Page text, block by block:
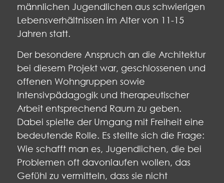
männlichen Jugendlichen aus schwierigen
Lebensverhältnissen im Alter von 11-15
Jahren statt.
Der besondere Anspruch an die Architektur
bei diesem Projekt war, geschlossenen und
offenen Wohngruppen sowie
Intensivpädagogik und therapeutischer
Arbeit entsprechend Raum zu geben.
Dabei spielte der Umgang mit Freiheit eine
bedeutende Rolle. Es stellte sich die Frage:
Wie schafft man es, Jugendlichen, die bei
Problemen oft davonlaufen wollen, das
Gefühl zu vermitteln, dass sie nicht